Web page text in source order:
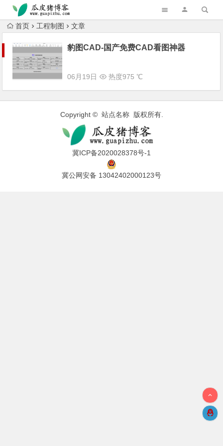
跳转到主内容
首页 工程制图 文章
豹图CAD-国产免费CAD看图神器
06月19日 热度975 ℃
Copyright © 站点名称 版权所有.
冀ICP备2020028378号-1
冀公网安备 13042402000123号